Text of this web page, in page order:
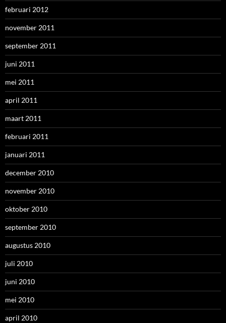
februari 2012
november 2011
september 2011
juni 2011
mei 2011
april 2011
maart 2011
februari 2011
januari 2011
december 2010
november 2010
oktober 2010
september 2010
augustus 2010
juli 2010
juni 2010
mei 2010
april 2010